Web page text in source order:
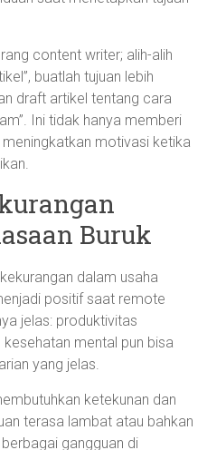
content writer; alih-alih
buatlah tujuan lebih
draft artikel tentang cara
Ini tidak hanya memberi
motivasi ketika
Buruk
dalam usaha
positif saat remote
jelas: produktivitas
mental pun bisa
yang jelas.
ketekunan dan
terasa lambat atau bahkan
gangguan di